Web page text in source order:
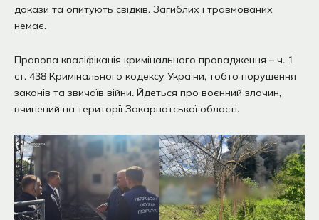
докази та опитують свідків. Загиблих і травмованих
немає.
Правова кваліфікація кримінального провадження – ч. 1
ст. 438 Кримінального кодексу України, тобто порушення
законів та звичаїв війни. Йдеться про воєнний злочин,
вчинений на території Закарпатської області.